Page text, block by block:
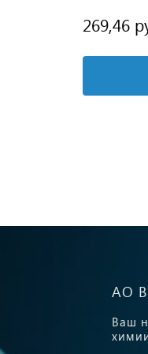
269,46
АО
Ваш